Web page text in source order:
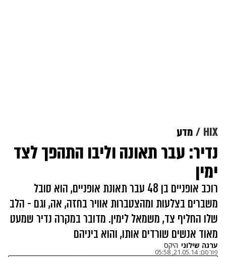
HIX מדע
נדיר: עבר תאונה וליבו התהפך לצד
ימין
רוכב אופניים בן 48 עבר תאונת אופניים, הוא סובל
משברים בצלעות ומהצטברות אוויר בחזה, אה, וגם - הלב
שלו החליף צד, משמאל לימין. מדובר במקרה נדיר שמעט
מאוד אנשים שורדים אותו, והוא ביניהם
ערגה שילוני היקס
פורסם:21.05.14, 05:58